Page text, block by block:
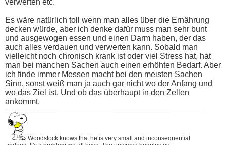
verwerten etc.
Es wäre natürlich toll wenn man alles über die Ernährung
decken würde, aber ich denke dafür muss man sehr bunt
und ausgewogen essen und einen Darm haben, der das
auch alles verdauen und verwerten kann. Sobald man
vielleicht noch chronisch krank ist oder viel Stress hat, hat
man bei manchen Sachen auch einen erhöhten Bedarf. Aber
ich finde immer Messen macht bei den meisten Sachen
Sinn, sonst weiß man ja auch gar nicht wo der Anfang und
wo das Ziel ist. Und ob das überhaupt in den Zellen
ankommt.
Woodstock knows that he is very small and inconsequential